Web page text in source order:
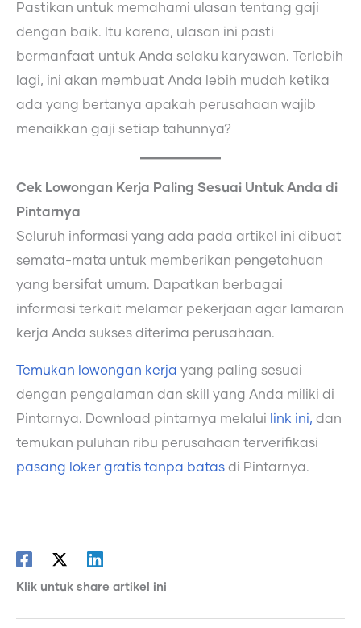
Pastikan untuk memahami ulasan tentang gaji
dengan baik. Itu karena, ulasan ini pasti
bermanfaat untuk Anda selaku karyawan. Terlebih
lagi, ini akan membuat Anda lebih mudah ketika
ada yang bertanya apakah perusahaan wajib
menaikkan gaji setiap tahunnya?
Cek Lowongan Kerja Paling Sesuai Untuk Anda di
Pintarnya
Seluruh informasi yang ada pada artikel ini dibuat
semata-mata untuk memberikan pengetahuan
yang bersifat umum. Dapatkan berbagai
informasi terkait melamar pekerjaan agar lamaran
kerja Anda sukses diterima perusahaan.
Temukan lowongan kerja yang paling sesuai
dengan pengalaman dan skill yang Anda miliki di
Pintarnya. Download pintarnya melalui
link ini, dan
temukan puluhan ribu perusahaan terverifikasi
pasang loker gratis tanpa batas di Pintarnya.
Klik untuk share artikel ini